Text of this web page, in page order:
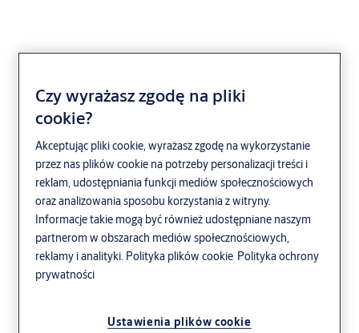
Procedury zgłaszania
informacji o
naruszeniach prawa
Czy wyrażasz zgodę na pliki
cookie?
Akceptując pliki cookie, wyrażasz zgodę na wykorzystanie
przez nas plików cookie na potrzeby personalizacji treści i
reklam, udostępniania funkcji mediów społecznościowych
oraz analizowania sposobu korzystania z witryny.
Informacje takie mogą być również udostępniane naszym
partnerom w obszarach mediów społecznościowych,
reklamy i analityki. Polityka plików cookie Polityka ochrony
prywatności
Ustawienia plików cookie